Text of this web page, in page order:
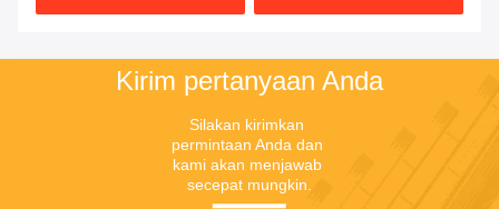
Kirim pertanyaan Anda
Silakan kirimkan
permintaan Anda dan
kami akan menjawab
secepat mungkin.